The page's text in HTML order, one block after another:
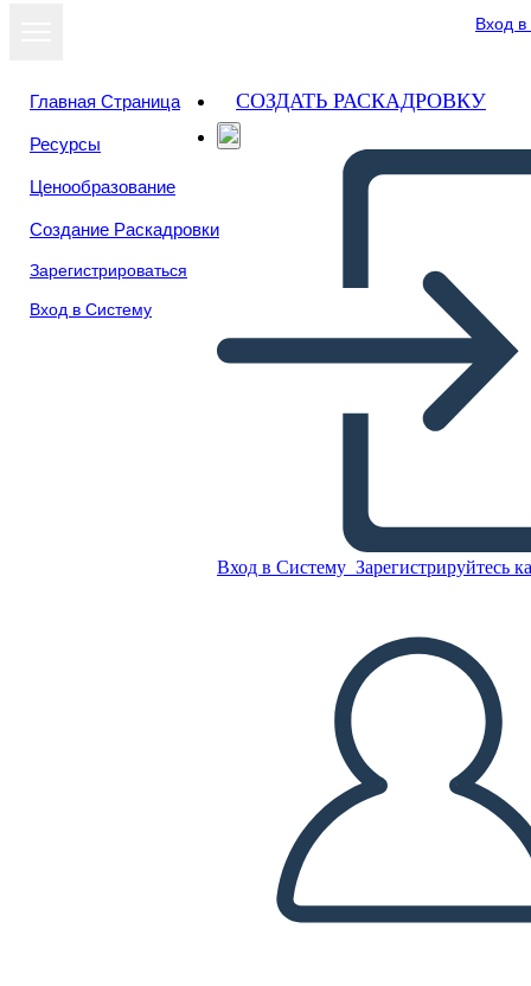
Вход
Главная Страница
Ресурсы
Ценообразование
Создание Раскадровки
Зарегистрироваться
Вход в Систему
СОЗДАТЬ РАСКАДРОВКУ
Вход в Систему Зарегистрируйтесь
Personaggi di Walk Two
Скопируйте эту раскадровку
СОЗДАТЬ РАСКАДРОВКУ
ВОСПРОИЗВЕСТИ СЛАЙД-ШОУ
ПОЧИТАЙ МНЕ
Посмотреть
как слайд-шоу